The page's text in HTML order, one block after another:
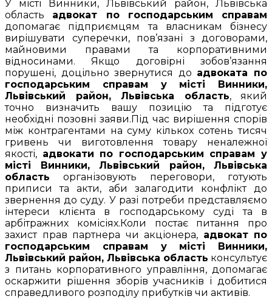
У місті Винники, Львівський район, Львівська
область адвокат по господарським справам
допомагає підприємцям та власникам бізнесу
вирішувати суперечки, пов’язані з договорами,
майновими правами та корпоративними
відносинами. Якщо договірні зобов’язання
порушені, доцільно звернутися до адвоката по
господарським справам у місті Винники,
Львівський район, Львівська область, який
точно визначить вашу позицію та підготує
необхідні позовні заяви.Під час вирішення спорів
між контрагентами на суму кількох сотень тисяч
гривень чи виготовлення товару неналежної
якості, адвокати по господарським справам у
місті Винники, Львівський район, Львівська
область організовують переговори, готують
приписи та акти, аби залагодити конфлікт до
звернення до суду. У разі потреби представляємо
інтереси клієнта в господарському суді та в
арбітражних комісіях.Коли постає питання про
захист прав партнера чи акціонера, адвокат по
господарським справам у місті Винники,
Львівський район, Львівська область консультує
з питань корпоративного управління, допомагає
оскаржити рішення зборів учасників і добитися
справедливого розподілу прибутків чи активів.